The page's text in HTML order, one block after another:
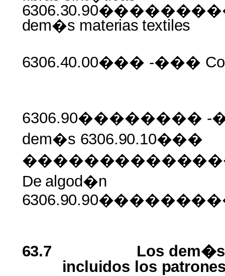
dem�s materias textiles
6306.40.00��� -���
6306.90�������� -
dem�s 6306.90.10���
De algod�n
63.7
Los
incluidos los